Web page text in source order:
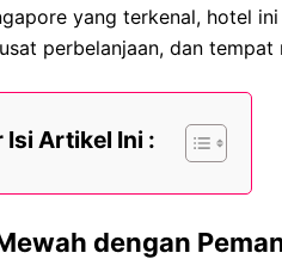
yang terkenal, hotel
perbelanjaan, dan
Isi Artikel Ini :
dengan